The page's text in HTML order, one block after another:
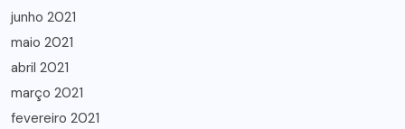
junho 2021
maio 2021
abril 2021
março 2021
fevereiro 2021